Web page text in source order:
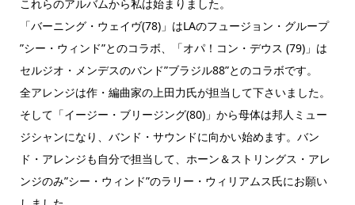
これらのアルバムから私は始まりました。
「バーニング・ウェイヴ(78)」はLAのフュージョン・グループ
”シー・ウィンド”とのコラボ、「オパ！コン・デウス (79)」は
セルジオ・メンデスのバンド”ブラジル88”とのコラボです。
全アレンジは作・編曲家の上田力氏が担当して下さいました。
そして「イージー・ブリージング(80)」から母体は邦人ミュー
ジシャンになり、バンド・サウンドに向かい始めます。バン
ド・アレンジも自分で担当して、ホーン＆ストリングス・アレ
ンジのみ”シー・ウィンド”のラリー・ウィリアムス氏にお願い